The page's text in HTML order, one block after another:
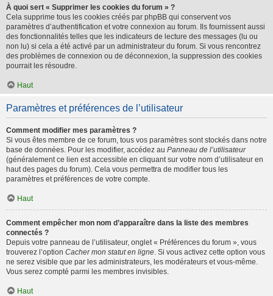
À quoi sert « Supprimer les cookies du forum » ?
Cela supprime tous les cookies créés par phpBB qui conservent vos
paramètres d’authentification et votre connexion au forum. Ils fournissent aussi
des fonctionnalités telles que les indicateurs de lecture des messages (lu ou
non lu) si cela a été activé par un administrateur du forum. Si vous rencontrez
des problèmes de connexion ou de déconnexion, la suppression des cookies
pourrait les résoudre.
Haut
Paramètres et préférences de l’utilisateur
Comment modifier mes paramètres ?
Si vous êtes membre de ce forum, tous vos paramètres sont stockés dans notre
base de données. Pour les modifier, accédez au Panneau de l’utilisateur
(généralement ce lien est accessible en cliquant sur votre nom d’utilisateur en
haut des pages du forum). Cela vous permettra de modifier tous les
paramètres et préférences de votre compte.
Haut
Comment empêcher mon nom d’apparaître dans la liste des membres
connectés ?
Depuis votre panneau de l’utilisateur, onglet « Préférences du forum », vous
trouverez l’option Cacher mon statut en ligne. Si vous activez cette option vous
ne serez visible que par les administrateurs, les modérateurs et vous-même.
Vous serez compté parmi les membres invisibles.
Haut